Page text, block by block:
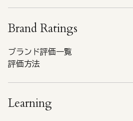
Brand Ratings
ブランド評価一覧
評価方法
Learning